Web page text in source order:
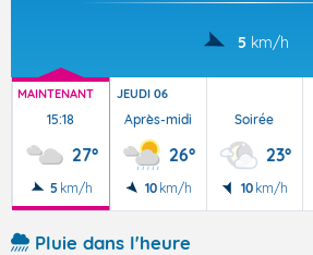
5 km/h
MAINTENANT
15:18
27°
5 km/h
JEUDI 06
Après-midi
26°
10 km/h
Soirée
23°
10 km/h
Pluie dans l'heure